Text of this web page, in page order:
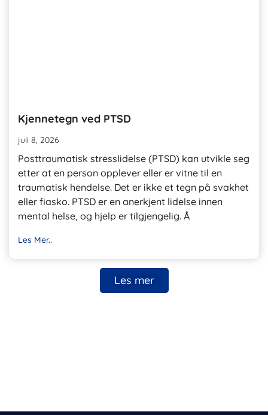
Kjennetegn ved PTSD
juli 8, 2026
Posttraumatisk stresslidelse (PTSD) kan utvikle seg
etter at en person opplever eller er vitne til en
traumatisk hendelse. Det er ikke et tegn på svakhet
eller fiasko. PTSD er en anerkjent lidelse innen
mental helse, og hjelp er tilgjengelig. Å
Les Mer..
Les mer